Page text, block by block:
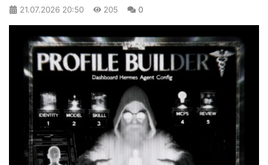
21.07.2026 20:50 205 0